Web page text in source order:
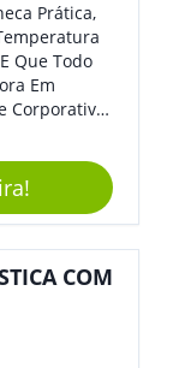
Prática,
Que Todo
Em
Corporativo
Estilo E
Mais
E Feiras
COM